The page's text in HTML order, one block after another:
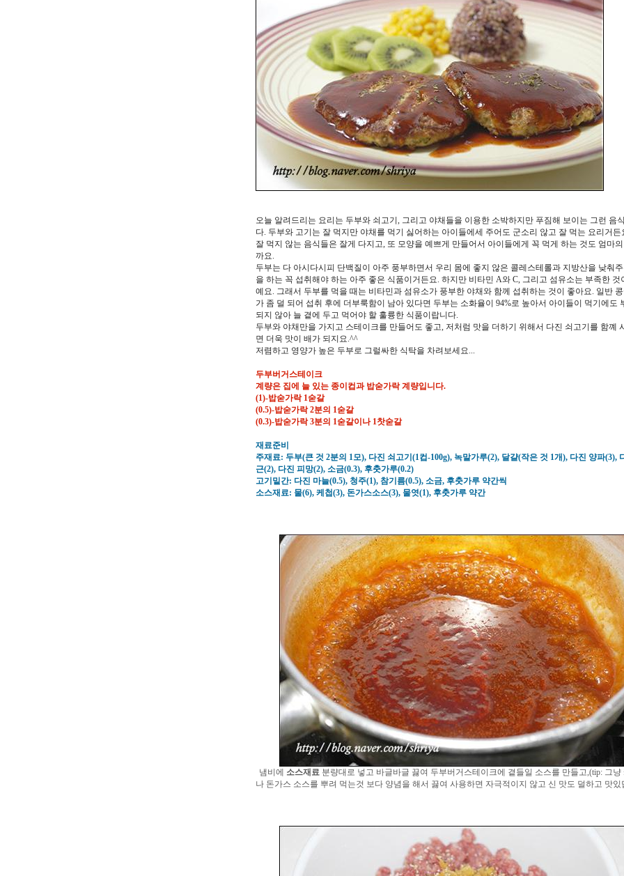
오늘 알려드리는 요리는 두부와 쇠고기, 그리고 야채들을 이용한 소박하지만 푸짐해 보이는 그런 음
다. 두부와 고기는 잘 먹지만 야채를 먹기 싫어하는 아이들에세 주어도 군소리 않고 잘 먹는 요리거든
잘 먹지 않는 음식들은 잘게 다지고, 또 모양을 예쁘게 만들어서 아이들에게 꼭 먹게 하는 것도 엄마의
까요.
두부는 다 아시다시피 단백질이 아주 풍부하면서 우리 몸에 좋지 않은 콜레스테롤과 지방산을 낮춰
을 하는 꼭 섭취해야 하는 아주 좋은 식품이거든요. 하지만 비타민 A와 C, 그리고 섬유소는 부족한 것
예요. 그래서 두부를 먹을 때는 비타민과 섬유소가 풍부한 야채와 함께 섭취하는 것이 좋아요. 일반
가 좀 덜 되어 섭취 후에 더부룩함이 남아 있다면 두부는 소화율이 94%로 높아서 아이들이 먹기에도
되지 않아 늘 곁에 두고 먹어야 할 훌륭한 식품이랍니다.
두부와 야채만을 가지고 스테이크를 만들어도 좋고, 저처럼 맛을 더하기 위해서 다진 쇠고기를 함꼐
면 더욱 맛이 배가 되지요.^^
저렴하고 영양가 높은 두부로 그럴싸한 식탁을 차려보세요...
두부버거스테이크
계량은 집에 늘 있는 종이컵과 밥숟가락 계량입니다.
(1)-밥숟가락 1숟갈
(0.5)-밥숟가락 2분의 1숟갈
(0.3)-밥숟가락 3분의 1숟갈이나 1찻숟갈
재료준비
주재료: 두부(큰 것 2분의 1모), 다진 쇠고기(1컵-100g), 녹말가루(2), 달걀(작은 것 1개), 다진 양파(3),
근(2), 다진 피망(2), 소금(0.3), 후춧가루(0.2)
고기밑간: 다진 마늘(0.5), 청주(1), 참기름(0.5), 소금, 후춧가루 약간씩
소스재료: 물(6), 케첩(3), 돈가스소스(3), 물엿(1), 후춧가루 약간
냄비에 소스재료분량대로 넣고 바글바글 끓여 두부버거스테이크에 곁들일 소스를 만들고,(tip: 그냥
나 돈가스 소스를 뿌려 먹는것 보다 양념을 해서 끓여 사용하면 자극적이지 않고 신 맛도 덜하고 맛있